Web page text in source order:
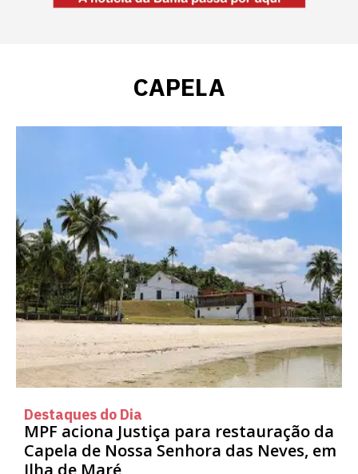
CAPELA
Destaques do Dia
MPF aciona Justiça para restauração da
Capela de Nossa Senhora das Neves, em
Ilha de Maré